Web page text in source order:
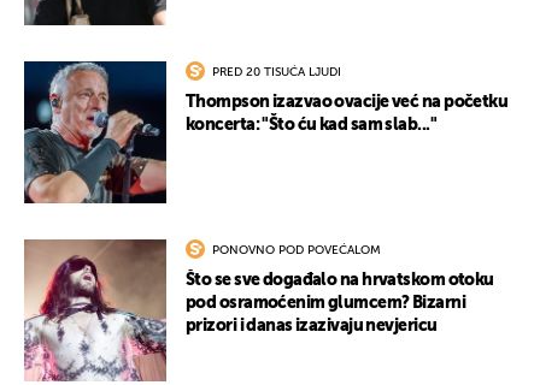
PRED 20 TISUĆA LJUDI
Thompson izazvao ovacije već na početku
koncerta: "Što ću kad sam slab..."
PONOVNO POD POVEĆALOM
Što se sve događalo na hrvatskom otoku
pod osramoćenim glumcem? Bizarni
prizori i danas izazivaju nevjericu